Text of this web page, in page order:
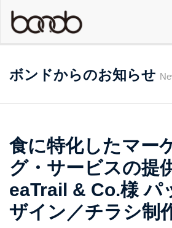
ボンドからのお知らせ
食に特化したマー
グ・サービスの提
eaTrail & Co.様 パ
ザイン／チラシ制